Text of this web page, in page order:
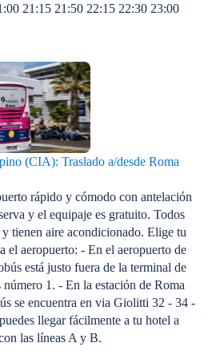
21:15 21:50 22:15 22:30 23:00
(CIA): Traslado a/desde Roma
rápido y cómodo con antelación
y el equipaje es gratuito. Todos
tienen aire acondicionado. Elige tu
el aeropuerto: - En el aeropuerto de
está justo fuera de la terminal de
número 1. - En la estación de Roma
se encuentra en via Giolitti 32 - 34 -
llegar fácilmente a tu hotel a
las líneas A y B.